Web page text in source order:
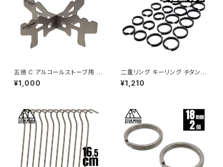
五徳 C アルコールストーブ用 チ
タン製 超軽量 頑丈 十字 ミニ
クロススタンド ソロキャンプ BB
¥1,000
二重リング キーリング チタン製
ブラック 10mm/12mm×各10個
セット 超軽量 頑丈 サビに強い
¥1,210